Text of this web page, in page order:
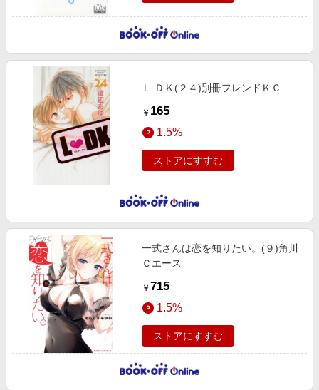
Ｌ ＤＫ(２４)別冊フレンドＫＣ
￥ 165
1.5%
ストアにすすむ
一式さんは恋を知りたい。(９)角川
Ｃエース
￥ 715
1.5%
ストアにすすむ